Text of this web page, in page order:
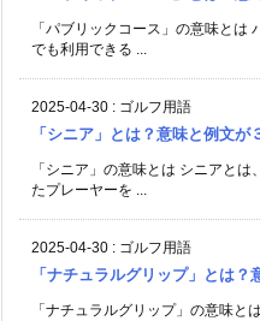
「パブリックコース」の意味とは
でも利用できる ...
2025-04-30 : ゴルフ用語
「シニア」とは？意味と例文が
「シニア」の意味とは シニアと
たプレーヤーを ...
2025-04-30 : ゴルフ用語
「ナチュラルグリップ」とは？
「ナチュラルグリップ」の意味と